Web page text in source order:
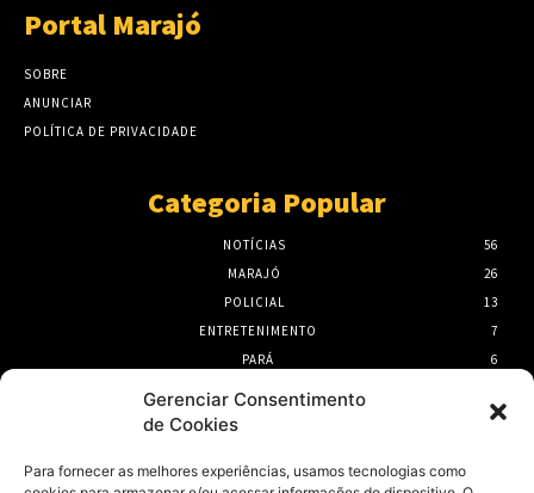
Gerenciar Consentimento
de Cookies
Para fornecer as melhores experiências, usamos tecnologias como
Portal Marajó
SOBRE
ANUNCIAR
POLÍTICA DE PRIVACIDADE
Categoria Popular
NOTÍCIAS
56
MARAJÓ
26
POLICIAL
13
ENTRETENIMENTO
7
PARÁ
6
- Publicidade -